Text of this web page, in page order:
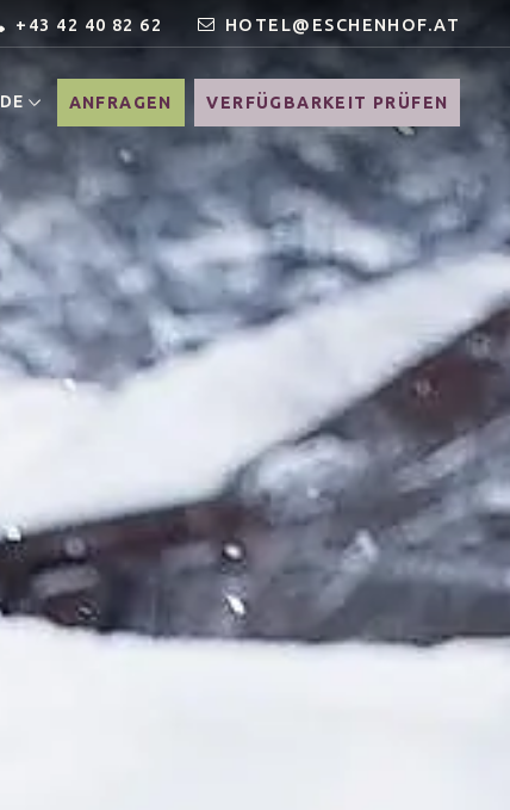
+43 42 40 82 62 HOTEL@ESCHENHOF.AT
DE ANFRAGEN VERFÜGBARKEIT PRÜFEN